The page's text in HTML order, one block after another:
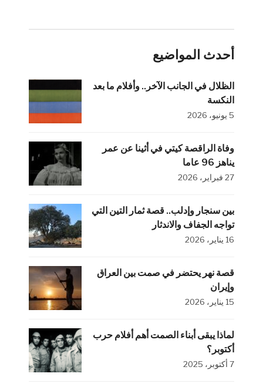
أحدث المواضيع
الظلال في الجانب الآخر.. وأفلام ما بعد
النكسة
5 يونيو، 2026
وفاة الراقصة كيتي في أثينا عن عمر
يناهز 96 عاما
27 فبراير، 2026
بين سنجار وإدلب.. قصة ثمار التين التي
تواجه الجفاف والاندثار
16 يناير، 2026
قصة نهر يحتضر في صمت بين العراق
وإيران
15 يناير، 2026
لماذا يبقى أبناء الصمت أهم أفلام حرب
أكتوبر؟
7 أكتوبر، 2025